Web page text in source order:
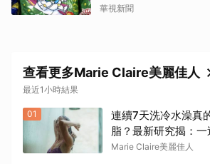
華視新聞
查看更多Marie Claire美麗佳人
最近1小時結果
01
連續7天洗冷水澡真
脂？最新研究揭：
變化
Marie Claire美麗佳人